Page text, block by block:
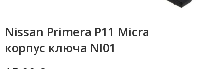
Nissan Primera P11 Micra
корпус ключа NI01